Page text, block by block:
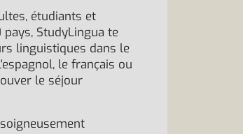
étudiants et
StudyLingua te
linguistiques dans le
le français ou
le séjour